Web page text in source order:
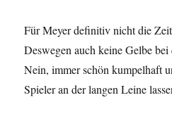
Für Meyer definitiv nicht die
Deswegen auch keine Gelbe
Nein, immer schön kumpelhaft
Spieler an der langen Leine